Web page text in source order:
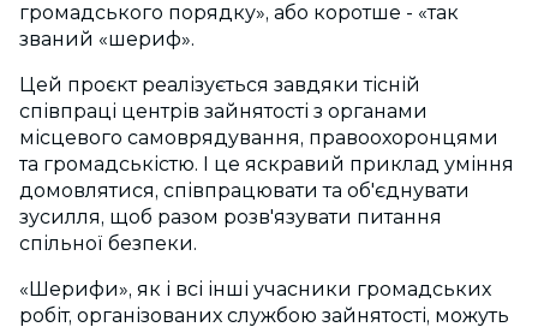
громадського порядку», або коротше - «так
званий «шериф».
Цей проєкт реалізується завдяки тісній
співпраці центрів зайнятості з органами
місцевого самоврядування, правоохоронцями
та громадськістю. І це яскравий приклад уміння
домовлятися, співпрацювати та об'єднувати
зусилля, щоб разом розв'язувати питання
спільної безпеки.
«Шерифи», як і всі інші учасники громадських
робіт, організованих службою зайнятості, можуть